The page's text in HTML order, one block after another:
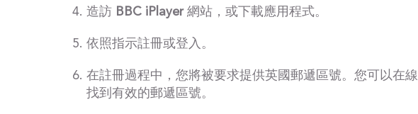
造訪 BBC iPlayer網站，或下載應用程式。
依照指示註冊或登入。
在註冊過程中，您將被要求提供英國郵遞區號。您可以在線
找到有效的郵遞區號。